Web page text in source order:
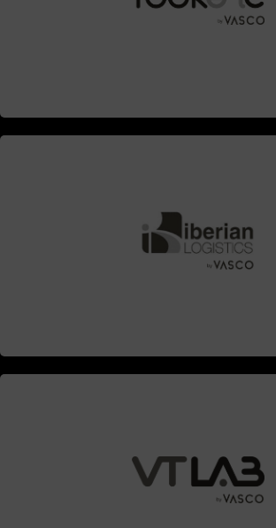
Contacta
Contacta
Contacta